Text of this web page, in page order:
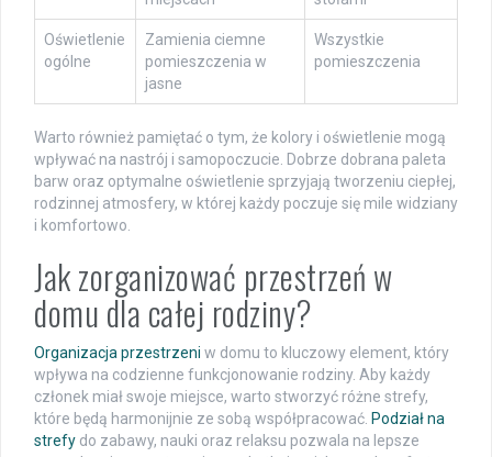
Oświetlenie
ogólne
Zamienia ciemne
pomieszczenia w
jasne
Wszystkie
pomieszczenia
Warto również pamiętać o tym, że kolory i oświetlenie mogą
wpływać na nastrój i samopoczucie. Dobrze dobrana paleta
barw oraz optymalne oświetlenie sprzyjają tworzeniu ciepłej,
rodzinnej atmosfery, w której każdy poczuje się mile widziany
i komfortowo.
Jak zorganizować przestrzeń w
domu dla całej rodziny?
Organizacja przestrzeni w domu to kluczowy element, który
wpływa na codzienne funkcjonowanie rodziny. Aby każdy
członek miał swoje miejsce, warto stworzyć różne strefy,
które będą harmonijnie ze sobą współpracować. Podział na
strefy do zabawy, nauki oraz relaksu pozwala na lepsze